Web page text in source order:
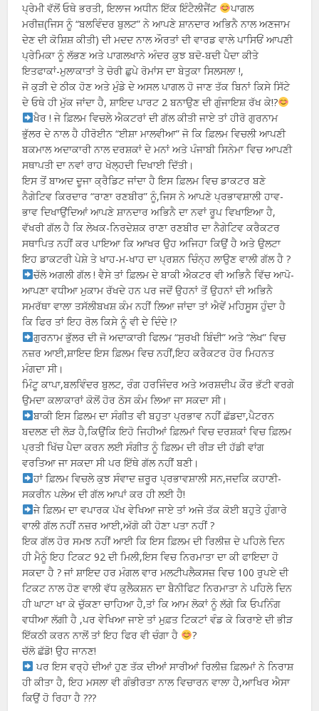
ਪ੍ਰੇਮੀ ਵੱਲੋਂ ਓਥੇ ਭਰਤੀ, ਇਲਾਜ ਅਧੀਨ ਇੱਕ ਇੰਟੈਲੀਜੈਂਟ
ਪਾਗਲ
ਮਰੀਜ਼(ਜਿਸ ਨੂੰ “ਬਲਵਿੰਦਰ ਬੁਲਟ” ਨੇ ਆਪਣੇ ਸ਼ਾਨਦਾਰ ਅਭਿਨੈ ਨਾਲ ਅਣਜਾਮ
ਦੇਣ ਦੀ ਕੋਸ਼ਿਸ਼ ਕੀਤੀ) ਦੀ ਮਦਦ ਨਾਲ ਔਰਤਾਂ ਦੀ ਵਾਰਡ ਵਾਲੇ ਪਾਸਿਓਂ ਆਪਣੀ
ਪ੍ਰੇਮਿਕਾ ਨੂੰ ਲੱਭਣ ਅਤੇ ਪਾਗਲਖਾਨੇ ਅੰਦਰ ਕੁਝ ਬਦੋ-ਬਦੀ ਪੈਦਾ ਕੀਤੇ
ਇਤਫਾਕਾਂ-ਮੁਲਾਕਾਤਾਂ ਤੇ ਚੋਰੀ ਛੁਪੇ ਰੋਮਾਂਸ ਦਾ ਬੇਤੁਕਾ ਸਿਲਸਲਾ !,
ਜੋ ਕੁੜੀ ਦੇ ਠੀਕ ਹੋਣ ਅਤੇ ਮੁੰਡੇ ਦੇ ਅਸਲ ਪਾਗਲ ਹੋ ਜਾਣ ਤੱਕ ਬਿਨਾਂ ਕਿਸੇ ਸਿੱਟੇ
ਦੇ ਓਥੇ ਹੀ ਮੁੱਕ ਜਾਂਦਾ ਹੈ, ਸ਼ਾਇਦ ਪਾਰਟ 2 ਬਨਾਉਣ ਦੀ ਗੁੰਜਾਇਸ਼ ਰੱਖ ਕੇ!?
ਖੈਰ ! ਜੇ ਫ਼ਿਲਮ ਵਿਚਲੇ ਐਕਟਰਾਂ ਦੀ ਗੱਲ ਕੀਤੀ ਜਾਏ ਤਾਂ ਹੀਰੋ ਗੁਰਨਾਮ
ਭੁੱਲਰ ਦੇ ਨਾਲ ਹੈ ਹੀਰੋਈਨ “ਈਸ਼ਾ ਮਾਲਵੀਆ” ਜੋ ਕਿ ਫ਼ਿਲਮ ਵਿਚਲੀ ਆਪਣੀ
ਬਕਮਾਲ ਅਦਾਕਾਰੀ ਨਾਲ ਦਰਸ਼ਕਾਂ ਦੇ ਮਨਾਂ ਅਤੇ ਪੰਜਾਬੀ ਸਿਨੇਮਾ ਵਿਚ ਆਪਣੀ
ਸਥਾਪਤੀ ਦਾ ਨਵਾਂ ਰਾਹ ਖੋਲ੍ਹਦੀ ਦਿਖਾਈ ਦਿੱਤੀ।
ਇਸ ਤੋਂ ਬਾਅਦ ਦੂਜਾ ਕ੍ਰੈਡਿਟ ਜਾਂਦਾ ਹੈ ਇਸ ਫ਼ਿਲਮ ਵਿਚ ਡਾਕਟਰ ਬਣੇ
ਨੈਗੇਟਿਵ ਕਿਰਦਾਰ “ਰਾਣਾ ਰਣਬੀਰ” ਨੂੰ,ਜਿਸ ਨੇ ਆਪਣੇ ਪ੍ਰਭਾਵਸ਼ਾਲੀ ਹਾਵ-
ਭਾਵ ਦਿਖਾਉਂਦਿਆਂ ਆਪਣੇ ਸ਼ਾਨਦਾਰ ਅਭਿਨੈ ਦਾ ਨਵਾਂ ਰੂਪ ਵਿਖਾਇਆ ਹੈ,
ਵੱਖਰੀ ਗੱਲ ਹੈ ਕਿ ਲੇਖਕ-ਨਿਰਦੇਸ਼ਕ ਰਾਣਾ ਰਣਬੀਰ ਦਾ ਨੈਗੇਟਿਵ ਕਰੈਕਟਰ
ਸਥਾਪਿਤ ਨਹੀਂ ਕਰ ਪਾਇਆ ਕਿ ਆਖਰ ਉਹ ਅਜਿਹਾ ਕਿਉਂ ਹੈ ਅਤੇ ਉਲਟਾ
ਇਹ ਡਾਕਟਰੀ ਪੇਸ਼ੇ ਤੇ ਖਾਹ-ਮ-ਖਾਹ ਦਾ ਪ੍ਰਸ਼ਨ ਚਿੰਨ੍ਹ ਲਾਉਣ ਵਾਲੀ ਗੱਲ ਹੈ ?
ਚੱਲੋ ਅਗਲੀ ਗੱਲ ! ਵੈਸੇ ਤਾਂ ਫ਼ਿਲਮ ਦੇ ਬਾਕੀ ਐਕਟਰ ਵੀ ਅਭਿਨੈ ਵਿੱਚ ਆਪੋ-
ਆਪਣਾ ਵਧੀਆ ਮੁਕਾਮ ਰੱਖਦੇ ਹਨ ਪਰ ਜਦੋਂ ਉਹਨਾਂ ਤੋਂ ਉਹਨਾਂ ਦੀ ਅਭਿਨੈ
ਸਮਰੱਥਾ ਵਾਲਾ ਤਸੱਲੀਬਖਸ਼ ਕੰਮ ਨਹੀਂ ਲਿਆ ਜਾਂਦਾ ਤਾਂ ਐਵੇਂ ਮਹਿਸੂਸ ਹੁੰਦਾ ਹੈ
ਕਿ ਫਿਰ ਤਾਂ ਇਹ ਰੋਲ ਕਿਸੇ ਨੂੰ ਵੀ ਦੇ ਦਿੰਦੇ !?
ਗੁਰਨਾਮ ਭੁੱਲਰ ਦੀ ਜੋ ਅਦਾਕਾਰੀ ਫਿਲਮ “ਸੁਰਖੀ ਬਿੰਦੀ” ਅਤੇ “ਲੇਖ” ਵਿਚ
ਨਜ਼ਰ ਆਈ,ਸ਼ਾਇਦ ਇਸ ਫ਼ਿਲਮ ਵਿਚ ਨਹੀਂ,ਇਹ ਕਰੈਕਟਰ ਹੋਰ ਮਿਹਨਤ
ਮੰਗਦਾ ਸੀ।
ਮਿੰਟੂ ਕਾਪਾ,ਬਲਵਿੰਦਰ ਬੁਲਟ, ਰੰਗ ਹਰਜਿੰਦਰ ਅਤੇ ਅਰਸ਼ਦੀਪ ਕੌਰ ਭੱਟੀ ਵਰਗੇ
ਉਮਦਾ ਕਲਾਕਾਰਾਂ ਕੋਲੋਂ ਹੋਰ ਠੋਸ ਕੰਮ ਲਿਆ ਜਾ ਸਕਦਾ ਸੀ।
ਬਾਕੀ ਇਸ ਫ਼ਿਲਮ ਦਾ ਸੰਗੀਤ ਵੀ ਬਹੁਤਾ ਪ੍ਰਭਾਵ ਨਹੀਂ ਛੱਡਦਾ,ਪੈਟਰਨ
ਬਦਲਣ ਦੀ ਲੋੜ ਹੈ,ਕਿਉਂਕਿ ਇਹੋ ਜਿਹੀਆਂ ਫ਼ਿਲਮਾਂ ਵਿਚ ਦਰਸ਼ਕਾਂ ਵਿਚ ਫ਼ਿਲਮ
ਪ੍ਰਤੀ ਖਿੱਚ ਪੈਦਾ ਕਰਨ ਲਈ ਸੰਗੀਤ ਨੂੰ ਫ਼ਿਲਮ ਦੀ ਰੀੜ ਦੀ ਹੱਡੀ ਵਾਂਗ
ਵਰਤਿਆ ਜਾ ਸਕਦਾ ਸੀ ਪਰ ਇੱਥੇ ਗੱਲ ਨਹੀਂ ਬਣੀ।
ਹਾਂ ਫ਼ਿਲਮ ਵਿਚਲੇ ਕੁਝ ਸੰਵਾਦ ਜ਼ਰੂਰ ਪ੍ਰਭਾਵਸ਼ਾਲੀ ਸਨ,ਜਦਕਿ ਕਹਾਣੀ-
ਸਕਰੀਨ ਪਲੇਅ ਦੀ ਗੱਲ ਆਪਾਂ ਕਰ ਹੀ ਲਈ ਹੈ!
ਜੇ ਫ਼ਿਲਮ ਦਾ ਵਪਾਰਕ ਪੱਖ ਵੇਖਿਆ ਜਾਏ ਤਾਂ ਅਜੇ ਤੱਕ ਕੋਈ ਬਹੁਤੇ ਹੁੰਗਾਰੇ
ਵਾਲੀ ਗੱਲ ਨਹੀਂ ਨਜ਼ਰ ਆਈ,ਅੱਗੋ ਕੀ ਹੋਣਾ ਪਤਾ ਨਹੀਂ ?
ਇਕ ਗੱਲ ਹੋਰ ਸਮਝ ਨਹੀਂ ਆਈ ਕਿ ਇਸ ਫ਼ਿਲਮ ਦੀ ਰਿਲੀਜ਼ ਦੇ ਪਹਿਲੇ ਦਿਨ
ਹੀ ਮੈਨੂੰ ਇਹ ਟਿਕਟ 92 ਦੀ ਮਿਲੀ,ਇਸ ਵਿਚ ਨਿਰਮਾਤਾ ਦਾ ਕੀ ਫਾਇਦਾ ਹੋ
ਸਕਦਾ ਹੈ ? ਜਾਂ ਸ਼ਾਇਦ ਹਰ ਮੰਗਲ ਵਾਰ ਮਲਟੀਪਲੈਕਸਜ਼ ਵਿਚ 100 ਰੁਪਏ ਦੀ
ਟਿਕਟ ਨਾਲ ਹੋਣ ਵਾਲੀ ਵੱਧ ਕੁਲੈਕਸ਼ਨ ਦਾ ਬੈਨੀਫਿਟ ਨਿਰਮਾਤਾ ਨੇ ਪਹਿਲੇ ਦਿਨ
ਹੀ ਘਾਟਾ ਖਾ ਕੇ ਚੁੱਕਣਾ ਚਾਹਿਆ ਹੈ,ਤਾਂ ਕਿ ਆਮ ਲੋਕਾਂ ਨੂੰ ਲੱਗੇ ਕਿ ਓਪਨਿੰਗ
ਵਧੀਆ ਲੱਗੀ ਹੈ ,ਪਰ ਵੇਖਿਆ ਜਾਏ ਤਾਂ ਮੁਫ਼ਤ ਟਿਕਟਾਂ ਵੰਡ ਕੇ ਕਿਰਾਏ ਦੀ ਭੀੜ
ਇੱਕਠੀ ਕਰਨ ਨਾਲੋਂ ਤਾਂ ਇਹ ਫਿਰ ਵੀ ਚੰਗਾ ਹੈ
?
ਚੱਲੋ ਛੱਡੋ! ਉਹ ਜਾਨਣ!
ਪਰ ਇਸ ਵਰ੍ਹੇ ਦੀਆਂ ਹੁਣ ਤੱਕ ਦੀਆਂ ਸਾਰੀਆਂ ਰਿਲੀਜ਼ ਫ਼ਿਲਮਾਂ ਨੇ ਨਿਰਾਸ਼
ਹੀ ਕੀਤਾ ਹੈ, ਇਹ ਮਸਲਾ ਵੀ ਗੰਭੀਰਤਾ ਨਾਲ ਵਿਚਾਰਨ ਵਾਲਾ ਹੈ,ਆਖਿਰ ਐਸਾ
ਕਿਉਂ ਹੋ ਰਿਹਾ ਹੈ ???